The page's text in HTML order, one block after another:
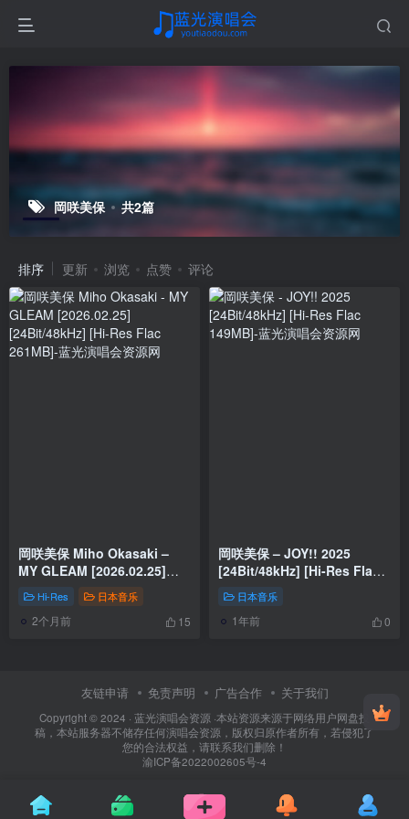
岡咲美保 共2篇
排序 更新 浏览 点赞 评论
岡咲美保 Miho Okasaki –
MY GLEAM [2026.02.25]
[24Bit/48kHz] [Hi-Res Flac
261MB]
Hi-Res 日本音乐
2个月前 15
岡咲美保 – JOY!! 2025
[24Bit/48kHz] [Hi-Res Flac
149MB]
日本音乐
1年前 0
友链申请 免责声明 广告合作 关于我们
Copyright © 2024 · 蓝光演唱会资源 ·本站资源来源于网络用户网盘投
稿，本站服务器不储存任何演唱会资源，版权归原作者所有，若侵犯了
您的合法权益，请联系我们删除！
渝ICP备2022002605号-4